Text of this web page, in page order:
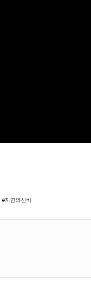
자연의신비